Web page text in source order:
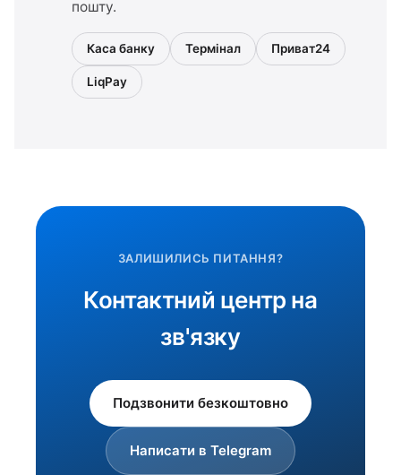
пошту.
Каса банку Термінал Приват24
LiqPay
ЗАЛИШИЛИСЬ ПИТАННЯ?
Контактний центр на
зв'язку
Подзвонити безкоштовно
Написати в Telegram